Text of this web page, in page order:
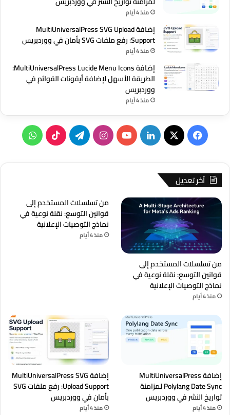
منذ 4 أيام
إضافة MultiUniversalPress SVG Upload
Support: رفع ملفات SVG بأمان في ووردبريس
منذ 4 أيام
إضافة MultiUniversalPress Lucide Menu Icons:
الطريقة الأسهل لإضافة أيقونات القوائم في
ووردبريس
منذ 4 أيام
فيسبوك
‫X لينكدإن‫YouTubeانستقرامتيلقرام‫TikTok
آخر تعديل
من تسلسلات المستخدم إلى
قوانين التوسع: نقلة نوعية في
نماذج التوصيات الإعلانية
منذ 4 أيام
من تسلسلات المستخدم إلى
قوانين التوسع: نقلة نوعية في
نماذج التوصيات الإعلانية
منذ 4 أيام
إضافة MultiUniversalPress
Polylang Date Sync لمزامنة
تواريخ النشر في ووردبريس
منذ 4 أيام
إضافة MultiUniversalPress SVG
Upload Support: رفع ملفات SVG
بأمان في ووردبريس
منذ 4 أيام